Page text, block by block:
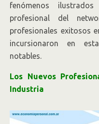
fenómenos
profesional del
profesionales exitosos
incursionaron en
notables.
Los Nuevos
Industria